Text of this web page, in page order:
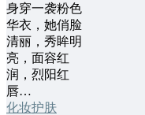
身穿一袭粉色
华衣，她俏脸
清丽，秀眸明
亮，面容红
润，烈阳红
唇…
化妆护肤